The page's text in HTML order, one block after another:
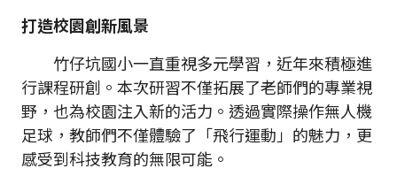
打造校園創新風景
竹仔坑國小一直重視多元學習，近年來積極進
行課程研創。本次研習不僅拓展了老師們的專業視
野，也為校園注入新的活力。透過實際操作無人機
足球，教師們不僅體驗了「飛行運動」的魅力，更
感受到科技教育的無限可能。